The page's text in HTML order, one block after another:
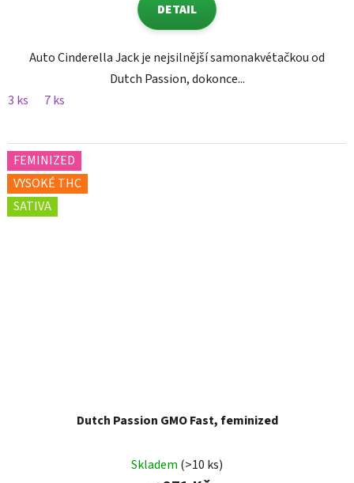
DETAIL
Auto Cinderella Jack je nejsilnější samonakvétačkou od
Dutch Passion, dokonce...
3 ks
7 ks
FEMINIZED
VYSOKÉ THC
SATIVA
Dutch Passion GMO Fast, feminized
Skladem (>10 ks)